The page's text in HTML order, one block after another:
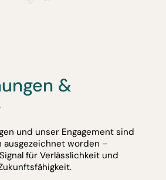
&
und unser Engagement sind
ausgezeichnet worden –
für Verlässlichkeit und